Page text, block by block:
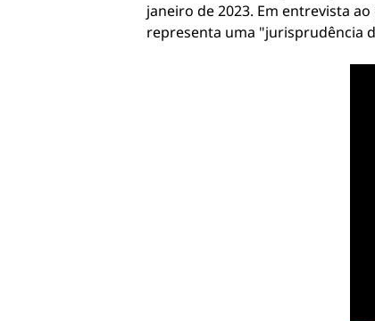
janeiro de 2023. Em entrevista
representa uma "jurisprudência